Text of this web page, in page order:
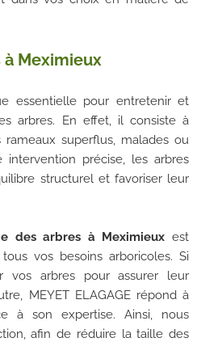
à Meximieux
essentielle pour entretenir et
arbres. En effet, il consiste à
superflus, malades ou
intervention précise, les arbres
structurel et favoriser leur
des arbres à Meximieux est
vos besoins arboricoles. Si
vos arbres pour assurer leur
MEYET ELAGAGE répond à
à son expertise. Ainsi, nous
afin de réduire la taille des